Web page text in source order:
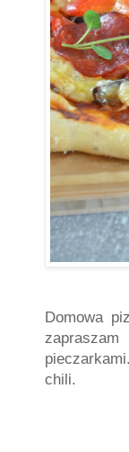
Domowa
chili.